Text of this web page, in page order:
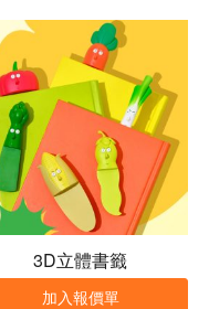
3D立體書籤
加入報價單